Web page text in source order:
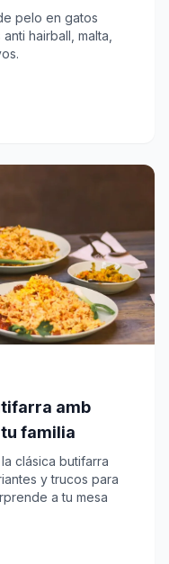
pelo en gatos
hairball, malta,
amb
familia
clásica butifarra
y trucos para
a tu mesa